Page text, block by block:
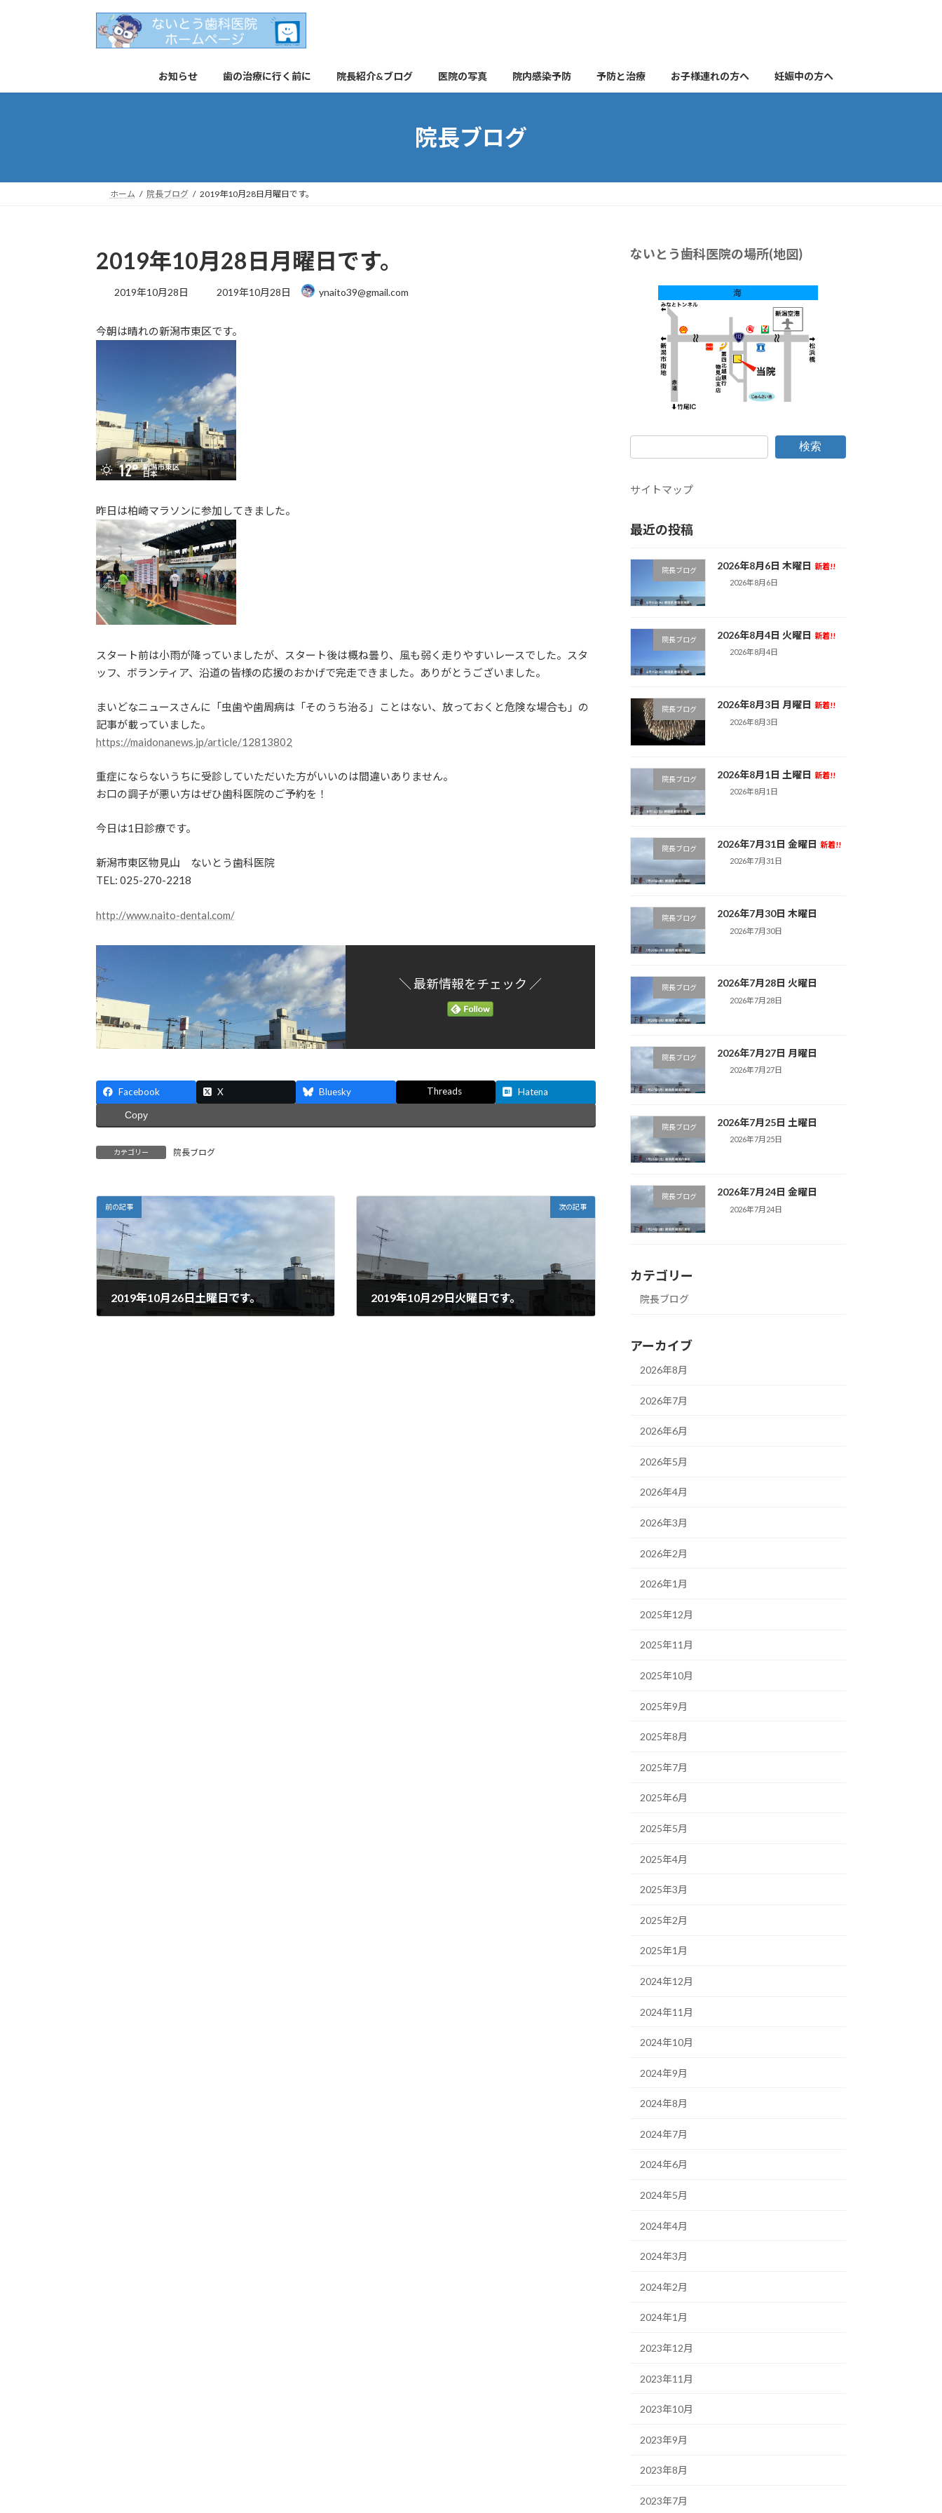
へ
ョ
お知らせ 歯の治療に行く前に 院長紹介&ブログ 医院の写真 院内感染予防 予防と治療 お子様連れの方へ 妊娠中の方へ
院長ブログ
ホーム 院長ブログ 2019年10月28日月曜日です。
2019年10月28日月曜日です。
2019年10月28日
最
新
:
2019年10月28日 ynaito39@gmail.com
今朝は晴れの新潟市東区です。
昨日は柏崎マラソンに参加してきました。
スタート前は小雨が降っていましたが、スタート後は概ね曇り、風も弱く走りやすいレースでした。スタ
ッフ、ボランティア、沿道の皆様の応援のおかげで完走できました。ありがとうございました。
まいどなニュースさんに「虫歯や歯周病は「そのうち治る」ことはない、放っておくと危険な場合も」の
記事が載っていました。
https://maidonanews.jp/article/12813802
重症にならないうちに受診していただいた方がいいのは間違いありません。
お口の調子が悪い方はぜひ歯科医院のご予約を！
今日は1日診療です。
新潟市東区物見山 ないとう歯科医院
TEL: 025-270-2218
http://www.naito-dental.com/
＼ 最新情報をチェック ／
Facebook X Bluesky Threads Hatena
Copy
カテゴリー 院長ブログ
前の記事
2019年10月26日土曜日です。
次の記事
2019年10月29日火曜日です。
ないとう歯科医院の場所(地図)
検索
サイトマップ
最近の投稿
院長ブログ 2026年8月6日 木曜日 新着!!
2026年8月6日
院長ブログ 2026年8月4日 火曜日 新着!!
2026年8月4日
院長ブログ 2026年8月3日 月曜日 新着!!
2026年8月3日
院長ブログ 2026年8月1日 土曜日 新着!!
2026年8月1日
院長ブログ 2026年7月31日 金曜日 新着!!
2026年7月31日
院長ブログ 2026年7月30日 木曜日
2026年7月30日
院長ブログ 2026年7月28日 火曜日
2026年7月28日
院長ブログ 2026年7月27日 月曜日
2026年7月27日
院長ブログ 2026年7月25日 土曜日
2026年7月25日
院長ブログ 2026年7月24日 金曜日
2026年7月24日
カテゴリー
院長ブログ
アーカイブ
2026年8月
2026年7月
2026年6月
2026年5月
2026年4月
2026年3月
2026年2月
2026年1月
2025年12月
2025年11月
2025年10月
2025年9月
2025年8月
2025年7月
2025年6月
2025年5月
2025年4月
2025年3月
2025年2月
2025年1月
2024年12月
2024年11月
2024年10月
2024年9月
2024年8月
2024年7月
2024年6月
2024年5月
2024年4月
2024年3月
2024年2月
2024年1月
2023年12月
2023年11月
2023年10月
2023年9月
2023年8月
2023年7月